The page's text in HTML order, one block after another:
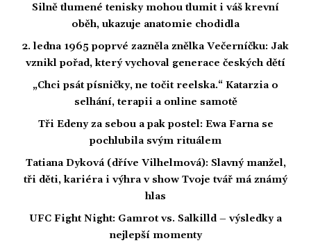
Silně tlumené tenisky mohou tlumit i váš krevní
oběh, ukazuje anatomie chodidla
2. ledna 1965 poprvé zazněla znělka Večerníčku: Jak
vznikl pořad, který vychoval generace českých dětí
„Chci psát písničky, ne točit reelska.“ Katarzia o
selhání, terapii a online samotě
Tři Edeny za sebou a pak postel: Ewa Farna se
pochlubila svým rituálem
Tatiana Dyková (dříve Vilhelmová): Slavný manžel,
tři děti, kariéra i výhra v show Tvoje tvář má známý
hlas
UFC Fight Night: Gamrot vs. Salkilld – výsledky a
nejlepší momenty